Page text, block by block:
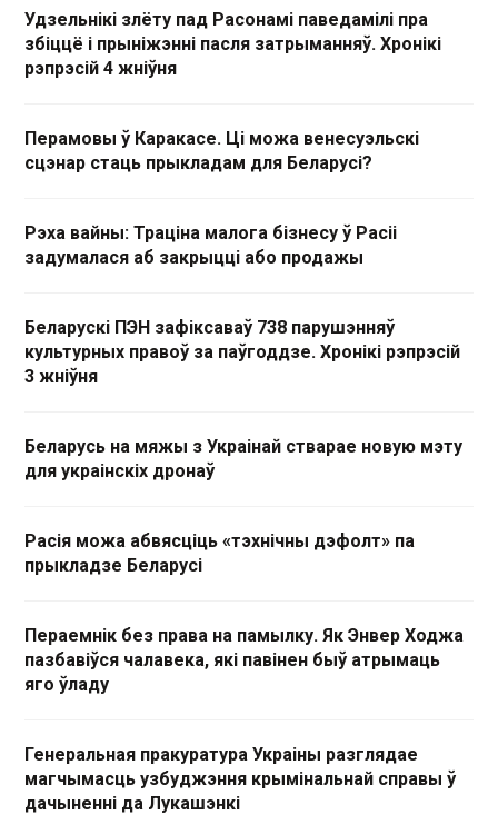
Удзельнікі злёту пад Расонамі паведамілі пра
збіццё і прыніжэнні пасля затрыманняў. Хронікі
рэпрэсій 4 жніўня
Перамовы ў Каракасе. Ці можа венесуэльскі
сцэнар стаць прыкладам для Беларусі?
Рэха вайны: Траціна малога бізнесу ў Расіі
задумалася аб закрыцці або продажы
Беларускі ПЭН зафіксаваў 738 парушэнняў
культурных правоў за паўгоддзе. Хронікі рэпрэсій
3 жніўня
Беларусь на мяжы з Украінай стварае новую мэту
для украінскіх дронаў
Расія можа абвясціць «тэхнічны дэфолт» па
прыкладзе Беларусі
Пераемнік без права на памылку. Як Энвер Ходжа
пазбавіўся чалавека, які павінен быў атрымаць
яго ўладу
Генеральная пракуратура Украіны разглядае
магчымасць узбуджэння крымінальнай справы ў
дачыненні да Лукашэнкі